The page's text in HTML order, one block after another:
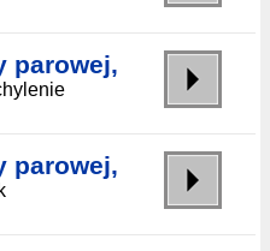
parowej,
parowej,